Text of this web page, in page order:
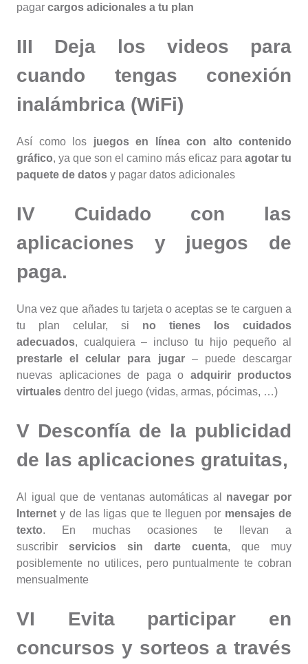
pagar cargos adicionales a tu plan
III Deja los videos para
cuando tengas conexión
inalámbrica (WiFi)
Así como los juegos en línea con alto contenido
gráfico, ya que son el camino más eficaz para agotar tu
paquete de datos y pagar datos adicionales
IV Cuidado con las
aplicaciones y juegos de
paga.
Una vez que añades tu tarjeta o aceptas se te carguen a
tu plan celular, si no tienes los cuidados
adecuados, cualquiera – incluso tu hijo pequeño al
prestarle el celular para jugar– puede descargar
nuevas aplicaciones de paga o adquirir productos
virtuales dentro del juego (vidas, armas, pócimas, …)
V Desconfía de la publicidad
de las aplicaciones gratuitas,
Al igual que de ventanas automáticas al navegar por
Internet y de las ligas que te lleguen por mensajes de
texto. En muchas ocasiones te llevan a
suscribir servicios sin darte cuenta, que muy
posiblemente no utilices, pero puntualmente te cobran
mensualmente
VI Evita participar en
concursos y sorteos a través